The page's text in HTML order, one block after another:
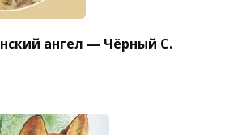
ангел — Чёрный С.